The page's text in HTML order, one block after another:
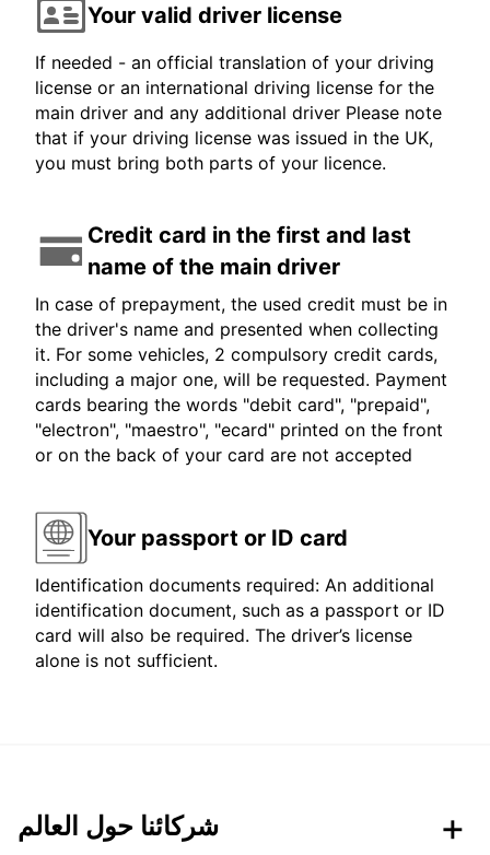
Your valid driver license
If needed - an official translation of your driving
license or an international driving license for the
main driver and any additional driver Please note
that if your driving license was issued in the UK,
you must bring both parts of your licence.
Credit card in the first and last
name of the main driver
In case of prepayment, the used credit must be in
the driver's name and presented when collecting
it. For some vehicles, 2 compulsory credit cards,
including a major one, will be requested. Payment
cards bearing the words "debit card", "prepaid",
"electron", "maestro", "ecard" printed on the front
or on the back of your card are not accepted
Your passport or ID card
Identification documents required: An additional
identification document, such as a passport or ID
card will also be required. The driver’s license
alone is not sufficient.
شركائنا حول العالم